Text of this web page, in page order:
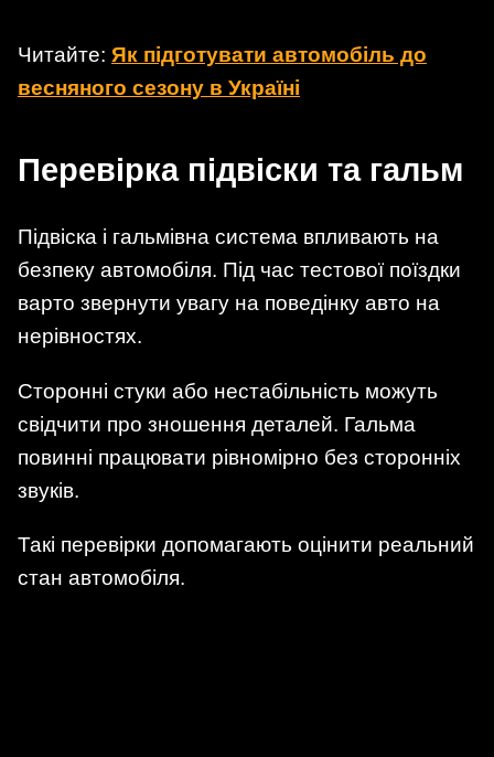
Читайте: Як підготувати автомобіль до
весняного сезону в Україні
Перевірка підвіски та гальм
Підвіска і гальмівна система впливають на
безпеку автомобіля. Під час тестової поїздки
варто звернути увагу на поведінку авто на
нерівностях.
Сторонні стуки або нестабільність можуть
свідчити про зношення деталей. Гальма
повинні працювати рівномірно без сторонніх
звуків.
Такі перевірки допомагають оцінити реальний
стан автомобіля.